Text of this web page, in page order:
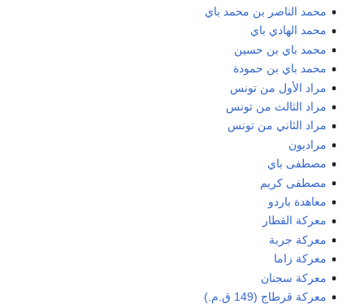
محمد الناصر بن محمد باي
محمد الهادي باي
محمد باي بن حسين
محمد باي بن حمودة
مراد الأول من تونس
مراد الثالث من تونس
مراد الثاني من تونس
مراديون
مصطفى باي
مصطفى كريم
معاهدة باردو
معركة القطار
معركة جربة
معركة زاما
معركة سجنان
معركة قرطاج (149 ق.م.)